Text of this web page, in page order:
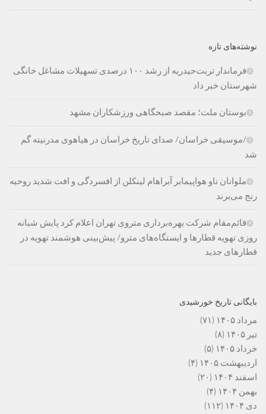
نوشته‌های تازه
فرماندار تربت‌حیدریه از رشد ۱۰۰ درصدی تسهیلات مشاغل خانگی
شهرستان خبر داد
بوستان ملت؛ مقصد صبحگاهی ورزشکاران مشهد
/موسیقی خراسان/ صدای تاریخ خراسان در هیاهوی مدرنیته گم
شد
ملوانان ناو هواپیمابر آبراهام لینکلن از افسردگی و افت شدید روحیه
رنج می‌برند
قائم‌مقام شرکت بهره‌برداری متروی تهران اعلام کرد پایش شبانه
روزی تهویه قطارها و ایستگاه‌های مترو/ پیش‌بینی هوشمند تهویه در
قطارهای جدید
بایگانی تاریخ خورشیدی
مرداد ۱۴۰۵
(۷۱)
تیر ۱۴۰۵
(۸)
خرداد ۱۴۰۵
(۵)
اردیبهشت ۱۴۰۵
(۴)
اسفند ۱۴۰۴
(۲۰)
بهمن ۱۴۰۴
(۴)
دی ۱۴۰۴
(۱۱۲)